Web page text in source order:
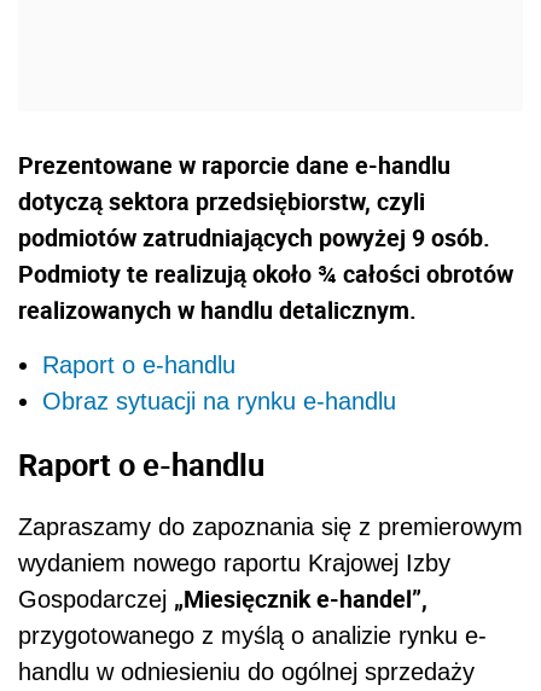
Prezentowane w raporcie dane e-handlu
dotyczą sektora przedsiębiorstw, czyli
podmiotów zatrudniających powyżej 9 osób.
Podmioty te realizują około ¾ całości obrotów
realizowanych w handlu detalicznym.
Raport o e-handlu
Obraz sytuacji na rynku e-handlu
Raport o e-handlu
Zapraszamy do zapoznania się z premierowym
wydaniem nowego raportu Krajowej Izby
Gospodarczej „Miesięcznik e-handel”,
przygotowanego z myślą o analizie rynku e-
handlu w odniesieniu do ogólnej sprzedaży